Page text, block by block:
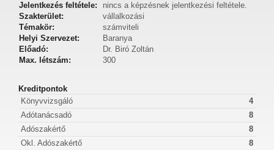
KAPCSOLAT
Jelentkezés feltétele:
nincs a képzésnek jelentkezési feltétele.
Szakterület:
vállalkozási
Témakör:
számviteli
Helyi Szervezet:
Baranya
Előadó:
Dr. Biró Zoltán
Max. létszám:
300
Kreditpontok
Könyvvizsgáló
4
Adótanácsadó
8
Adószakértő
8
Okl. Adószakértő
8